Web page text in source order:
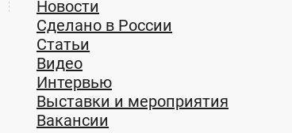
Новости
Сделано в России
Статьи
Видео
Интервью
Выставки и мероприятия
Вакансии